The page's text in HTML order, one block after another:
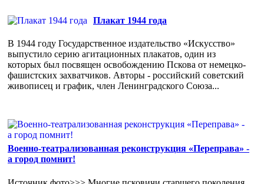
Плакат 1944 года
В 1944 году Государственное издательство «Искусство»
выпустило серию агитационных плакатов, один из
которых был посвящен освобождению Пскова от немецко-
фашистских захватчиков. Авторы - российский советский
живописец и график, член Ленинградского Союза...
Военно-театрализованная реконструкция «Переправа» -
а город помнит!